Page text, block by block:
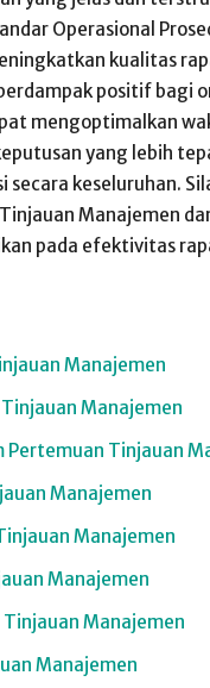
Operasional
kualitas
positif bagi
mengoptimalkan
yang lebih
secara keseluruhan.
Manajemen
pada efektivitas
Manajemen
Manajemen
Pertemuan Tinjauan
Manajemen
Manajemen
Manajemen
Manajemen
Manajemen